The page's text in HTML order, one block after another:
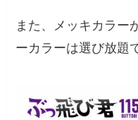
また、メッキカラー
ーカラーは選び放題